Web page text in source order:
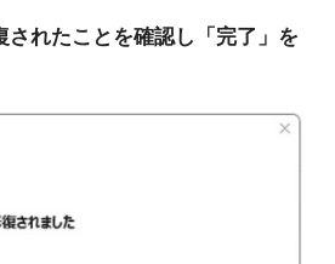
ーには認証が必要です チェック
されたことを確認し「完了」を